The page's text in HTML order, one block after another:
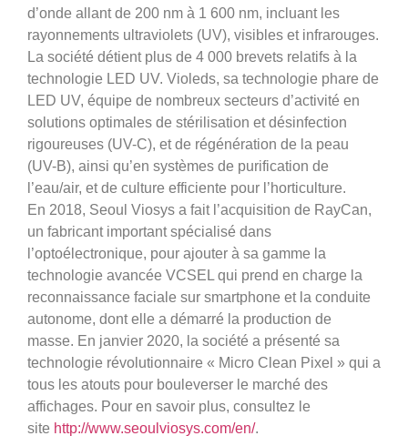
d’onde allant de 200 nm à 1 600 nm, incluant les
rayonnements ultraviolets (UV), visibles et infrarouges.
La société détient plus de 4 000 brevets relatifs à la
technologie LED UV. Violeds, sa technologie phare de
LED UV, équipe de nombreux secteurs d’activité en
solutions optimales de stérilisation et désinfection
rigoureuses (UV-C), et de régénération de la peau
(UV-B), ainsi qu’en systèmes de purification de
l’eau/air, et de culture efficiente pour l’horticulture.
En 2018, Seoul Viosys a fait l’acquisition de RayCan,
un fabricant important spécialisé dans
l’optoélectronique, pour ajouter à sa gamme la
technologie avancée VCSEL qui prend en charge la
reconnaissance faciale sur smartphone et la conduite
autonome, dont elle a démarré la production de
masse. En janvier 2020, la société a présenté sa
technologie révolutionnaire « Micro Clean Pixel » qui a
tous les atouts pour bouleverser le marché des
affichages. Pour en savoir plus, consultez le
site http://www.seoulviosys.com/en/.